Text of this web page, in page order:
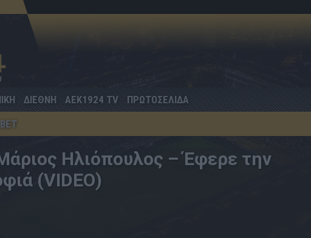
ΔΙΕΘΝΗ AEK1924 TV
ΠΡΩΤΟΣΕΛΙΔΑ
Ηλιόπουλος – Έφερε την
(VIDEO)